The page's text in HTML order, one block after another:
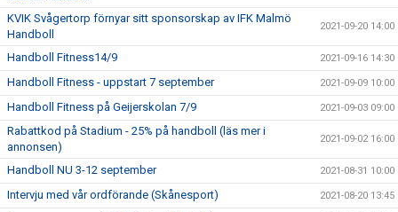
KVIK Svågertorp förnyar sitt sponsorskap av IFK Malmö
Handboll
2021-09-20 14:00
Handboll Fitness14/9 2021-09-16 14:30
Handboll Fitness - uppstart 7 september 2021-09-09 10:00
Handboll Fitness på Geijerskolan 7/9 2021-09-03 09:00
Rabattkod på Stadium - 25% på handboll (läs mer i
annonsen)
2021-09-02 16:00
Handboll NU 3-12 september 2021-08-31 10:00
Intervju med vår ordförande (Skånesport) 2021-08-20 13:45